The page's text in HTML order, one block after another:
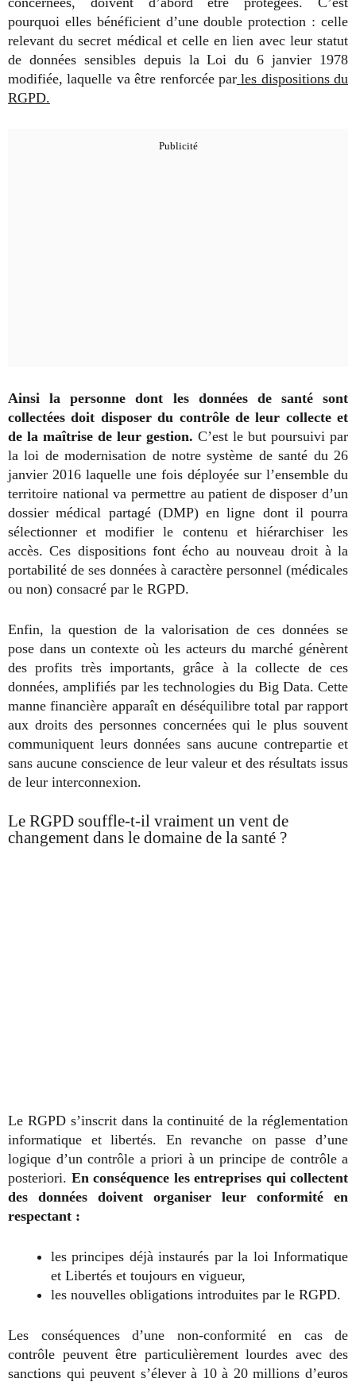
pourquoi elles bénéficient d’une double protection : celle
relevant du secret médical et celle en lien avec leur statut
de données sensibles depuis la Loi du 6 janvier 1978
modifiée, laquelle va être renforcée parles dispositions du
RGPD.
Ainsi la personne dont les données de santé sont
collectées doit disposer du contrôle de leur collecte et
de la maîtrise de leur gestion. C’est le but poursuivi par
la loi de modernisation de notre système de santé du 26
janvier 2016 laquelle une fois déployée sur l’ensemble du
territoire national va permettre au patient de disposer d’un
dossier médical partagé (DMP) en ligne dont il pourra
sélectionner et modifier le contenu et hiérarchiser les
accès. Ces dispositions font écho au nouveau droit à la
portabilité de ses données à caractère personnel (médicales
ou non) consacré par le RGPD.
Enfin, la question de la valorisation de ces données se
pose dans un contexte où les acteurs du marché génèrent
des profits très importants, grâce à la collecte de ces
données, amplifiés par les technologies du Big Data. Cette
manne financière apparaît en déséquilibre total par rapport
aux droits des personnes concernées qui le plus souvent
communiquent leurs données sans aucune contrepartie et
sans aucune conscience de leur valeur et des résultats issus
de leur interconnexion.
Le RGPD souffle-t-il vraiment un vent de
changement dans le domaine de la santé ?
Le RGPD s’inscrit dans la continuité de la réglementation
informatique et libertés. En revanche on passe d’une
logique d’un contrôle a priori à un principe de contrôle a
posteriori. En conséquence les entreprises qui collectent
des données doivent organiser leur conformité en
respectant :
les principes déjà instaurés par la loi Informatique
et Libertés et toujours en vigueur,
les nouvelles obligations introduites par le RGPD.
Les conséquences d’une non-conformité en cas de
contrôle peuvent être particulièrement lourdes avec des
sanctions qui peuvent s’élever à 10 à 20 millions d’euros